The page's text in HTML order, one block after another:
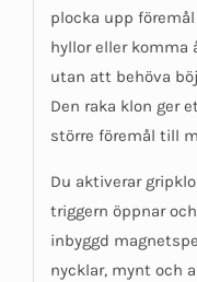
plocka upp
hyllor eller komma
utan att behöva
Den raka klon ger
större föremål till
Du aktiverar
triggern öppnar
inbyggd
nycklar, mynt och